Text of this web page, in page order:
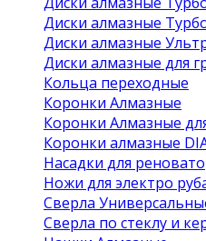
Диски алмазные
Диски алмазные
Диски алмазные для
Кольца переходные
Коронки Алмазные
Коронки Алмазные
Коронки алмазные
Насадки для
Ножи для электро
Сверла
Сверла по стеклу и